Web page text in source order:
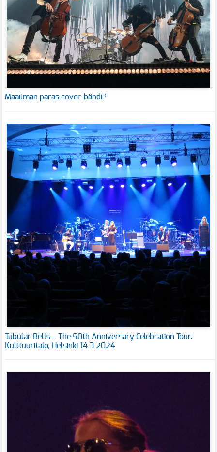
Maailman paras cover-bändi?
Tubular Bells – The 50th Anniversary Celebration Tour,
Kulttuuritalo, Helsinki 14.3.2024